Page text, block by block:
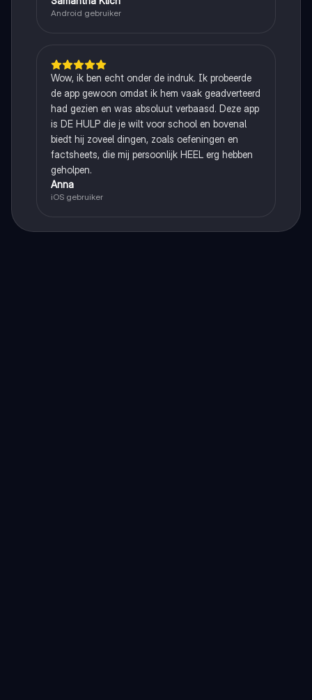
Android gebruiker
Wow, ik ben echt onder de indruk. Ik probeerde
de app gewoon omdat ik hem vaak geadverteerd
had gezien en was absoluut verbaasd. Deze app
is DE HULP die je wilt voor school en bovenal
biedt hij zoveel dingen, zoals oefeningen en
factsheets, die mij persoonlijk HEEL erg hebben
geholpen.
Anna
iOS gebruiker